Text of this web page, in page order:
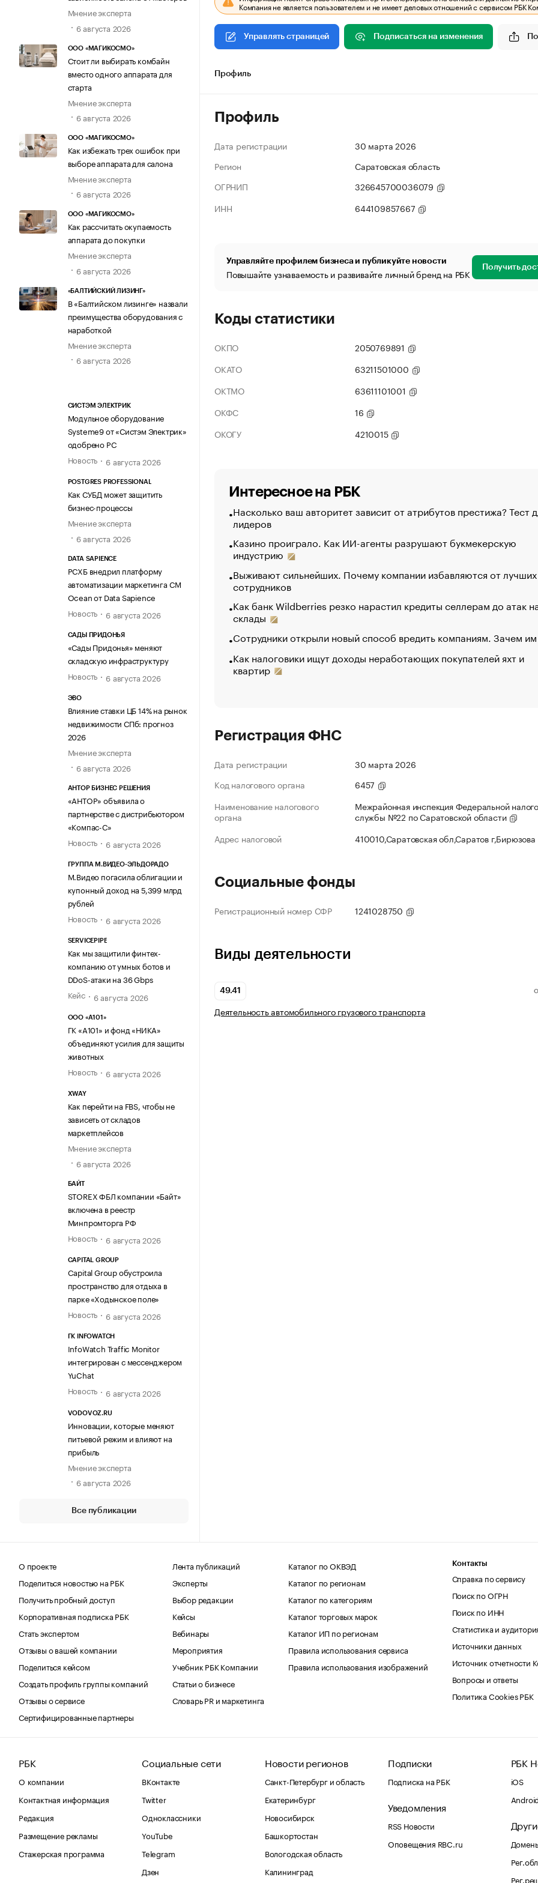
Мнение эксперта
6 августа 2026
ООО «МАГИКОСМО»
Стоит ли выбирать комбайн
вместо одного аппарата для
старта
Мнение эксперта
6 августа 2026
ООО «МАГИКОСМО»
Как избежать трех ошибок при
выборе аппарата для салона
Мнение эксперта
6 августа 2026
ООО «МАГИКОСМО»
Как рассчитать окупаемость
аппарата до покупки
Мнение эксперта
6 августа 2026
«БАЛТИЙСКИЙ ЛИЗИНГ»
В «Балтийском лизинге» назвали
преимущества оборудования с
наработкой
Мнение эксперта
6 августа 2026
СИСТЭМ ЭЛЕКТРИК
Модульное оборудование
Systeme9 от «Систэм Электрик»
одобрено РС
Новость
6 августа 2026
POSTGRES PROFESSIONAL
Как СУБД может защитить
бизнес-процессы
Мнение эксперта
6 августа 2026
DATA SAPIENCE
РСХБ внедрил платформу
автоматизации маркетинга CM
Ocean от Data Sapience
Новость
6 августа 2026
САДЫ ПРИДОНЬЯ
«Сады Придонья» меняют
складскую инфраструктуру
Новость
6 августа 2026
ЭВО
Влияние ставки ЦБ 14% на рынок
недвижимости СПб: прогноз
2026
Мнение эксперта
6 августа 2026
АНТОР БИЗНЕС РЕШЕНИЯ
«АНТОР» объявила о
партнерстве с дистрибьютором
«Компас-С»
Новость
6 августа 2026
ГРУППА М.ВИДЕО-ЭЛЬДОРАДО
М.Видео погасила облигации и
купонный доход на 5,399 млрд
рублей
Новость
6 августа 2026
SERVICEPIPE
Как мы защитили финтех-
компанию от умных ботов и
DDoS-атаки на 36 Gbps
Кейс
6 августа 2026
ООО «А101»
ГК «А101» и фонд «НИКА»
объединяют усилия для защиты
животных
Новость
6 августа 2026
XWAY
Как перейти на FBS, чтобы не
зависеть от складов
маркетплейсов
Мнение эксперта
6 августа 2026
БАЙТ
STOREX ФБЛ компании «Байт»
включена в реестр
Минпромторга РФ
Новость
6 августа 2026
CAPITAL GROUP
Capital Group обустроила
пространство для отдыха в
парке «Ходынское поле»
Новость
6 августа 2026
ГК INFOWATCH
InfoWatch Traffic Monitor
интегрирован с мессенджером
YuChat
Новость
6 августа 2026
VODOVOZ.RU
Инновации, которые меняют
питьевой режим и влияют на
прибыль
Мнение эксперта
6 августа 2026
Все публикации
Компания не является пользователем и не имеет деловых отношений с сервисом РБК
Управлять страницей Подписаться на изменения
Профиль
Профиль
Дата регистрации
30 марта 2026
Регион
Саратовская область
ОГРНИП
326645700036079
ИНН
644109857667
Управляйте профилем бизнеса и публикуйте новости
Повышайте узнаваемость и развивайте личный бренд на РБК Получить
Коды статистики
ОКПО
2050769891
ОКАТО
63211501000
ОКТМО
63611101001
ОКФС
16
ОКОГУ
4210015
Интересное на РБК
Насколько ваш авторитет зависит от атрибутов престижа? Тест
лидеров
Казино проиграло. Как ИИ-агенты разрушают букмекерскую
индустрию
Выживают сильнейших. Почему компании избавляются от лучших
сотрудников
Как банк Wildberries резко нарастил кредиты селлерам до атак
склады
Сотрудники открыли новый способ вредить компаниям. Зачем
Как налоговики ищут доходы неработающих покупателей яхт и
квартир
Регистрация ФНС
Дата регистрации
30 марта 2026
Код налогового органа
6457
Наименование налогового
органа
Межрайонная инспекция Федеральной
службы №22 по Саратовской области
Адрес налоговой
410010,Саратовская обл,Саратов г,Бирюзова
Социальные фонды
Регистрационный номер СФР 1241028750
Виды деятельности
49.41
Деятельность автомобильного грузового транспорта
О проекте
Поделиться новостью на РБК
Получить пробный доступ
Корпоративная подписка РБК
Стать экспертом
Отзывы о вашей компании
Поделиться кейсом
Создать профиль группы компаний
Отзывы о сервисе
Сертифицированные партнеры
Лента публикаций
Эксперты
Выбор редакции
Кейсы
Вебинары
Мероприятия
Учебник РБК Компании
Статьи о бизнесе
Словарь PR и маркетинга
Каталог по ОКВЭД
Каталог по регионам
Каталог по категориям
Каталог торговых марок
Каталог ИП по регионам
Правила использования сервиса
Правила использования изображений
Контакты
Справка по сервису
Поиск по ОГРН
Поиск по ИНН
Статистика и
Источники данных
Источник отчетности
Вопросы и ответы
Политика Cookies РБК
РБК
О компании
Контактная информация
Редакция
Размещение рекламы
Стажерская программа
Социальные сети
ВКонтакте
Twitter
Одноклассники
YouTube
Telegram
Дзен
Новости регионов
Санкт-Петербург и область
Екатеринбург
Новосибирск
Башкортостан
Вологодская область
Калининград
Подписки
Подписка на РБК
Уведомления
RSS Новости
Оповещения RBC.ru
РБК
iOS